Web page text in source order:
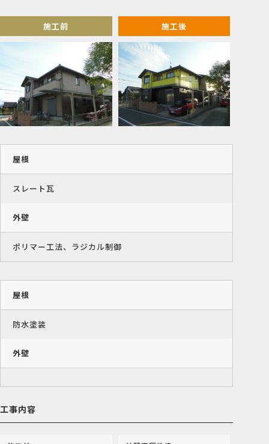
施工前 施工後
屋根
スレート瓦
外壁
ポリマー工法、ラジカル制御
屋根
防水塗装
外壁
工事内容